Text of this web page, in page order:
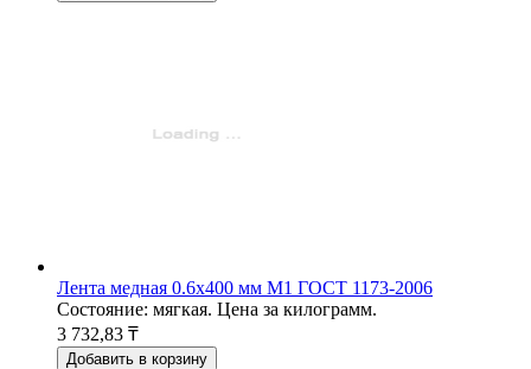
Лента медная 0.6x400 мм М1 ГОСТ 1173-2006
Состояние: мягкая. Цена за килограмм.
3 732,83 ₸
Добавить в корзину